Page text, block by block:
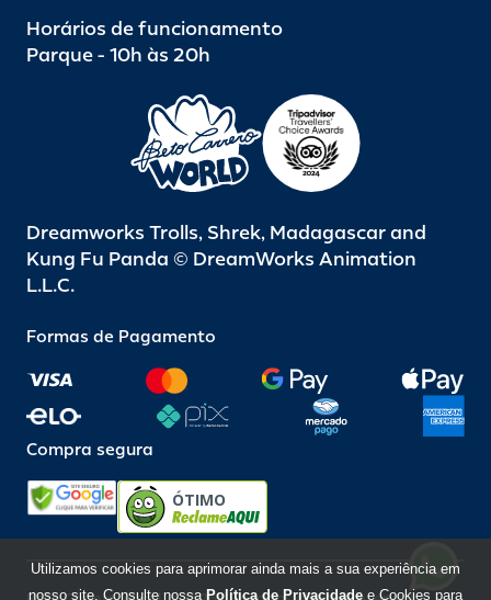
Horários de funcionamento
Parque - 10h às 20h
Dreamworks Trolls, Shrek, Madagascar and
Kung Fu Panda © DreamWorks Animation
L.L.C.
Formas de Pagamento
Compra segura
ÓTIMO
Utilizamos cookies para aprimorar ainda mais a sua experiência em
nosso site. Consulte nossa Política de Privacidade e Cookies para